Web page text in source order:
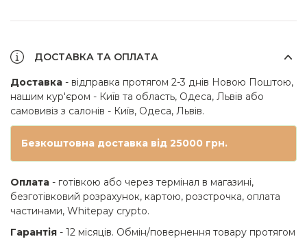
ДОСТАВКА ТА ОПЛАТА
Доставка - відправка протягом 2-3 днів Новою Поштою,
нашим кур'єром - Київ та область, Одеса, Львів або
самовивіз з салонів - Київ, Одеса, Львів.
Безкоштовна доставка від 25000 грн.
Оплата - готівкою або через термінал в магазині,
безготівковий розрахунок, картою, розстрочка, оплата
частинами, Whitepay crypto.
Гарантія - 12 місяців. Обмін/повернення товару протягом